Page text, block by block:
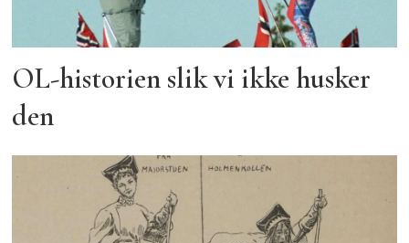
OL-historien slik vi ikke husker
den